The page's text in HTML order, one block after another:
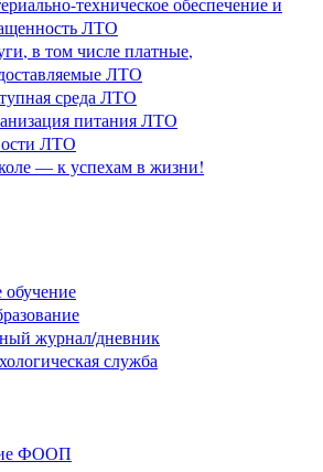
ЛТО
в том числе платные,
ЛТО
среда ЛТО
питания ЛТО
ЛТО
— к успехам в жизни!
журнал/дневник
служба
ФООП